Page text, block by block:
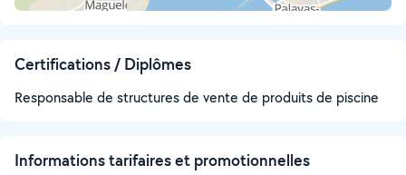
Certifications / Diplômes
Responsable de structures de vente de produits de piscine
Informations tarifaires et promotionnelles